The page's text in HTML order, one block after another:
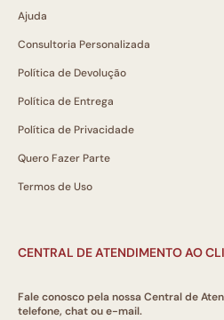
Ajuda
Consultoria Personalizada
Política de Devolução
Política de Entrega
Política de Privacidade
Quero Fazer Parte
Termos de Uso
CENTRAL DE ATENDIMENTO AO
Fale conosco pela nossa Central de
telefone, chat ou e-mail.